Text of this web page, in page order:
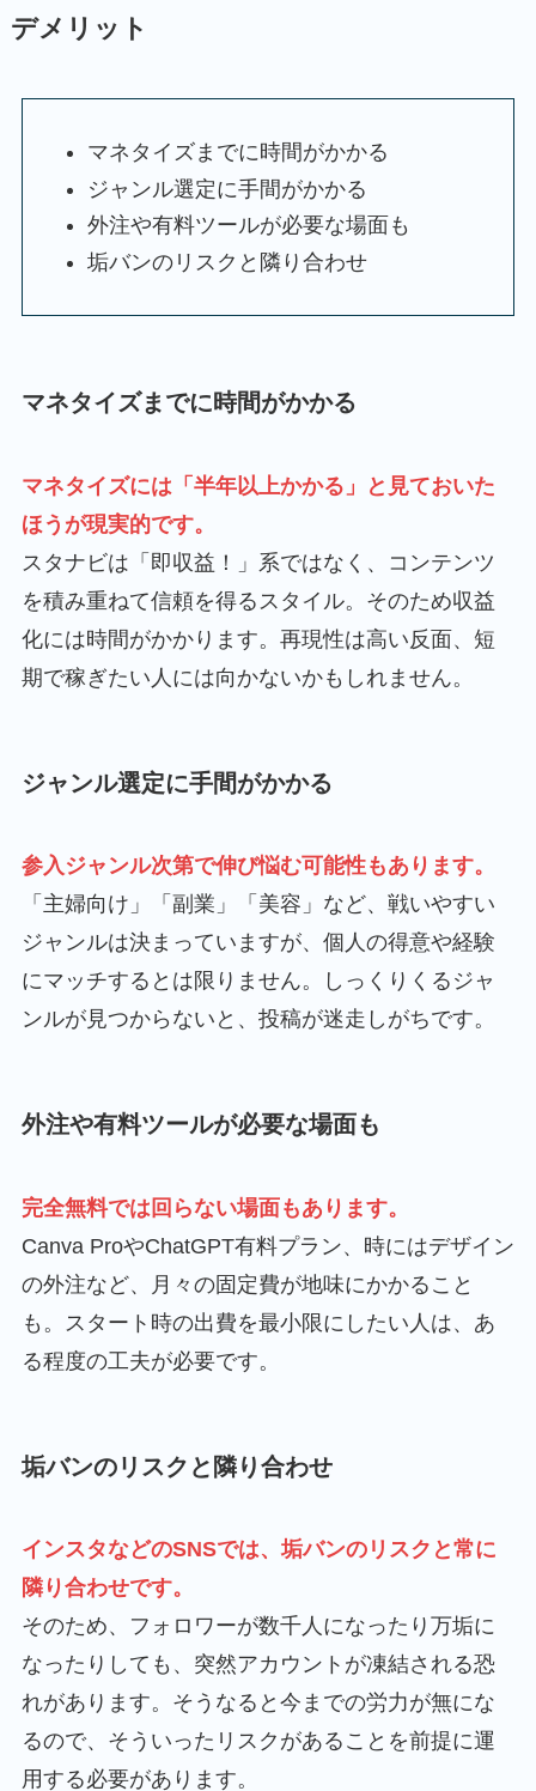
デメリット
マネタイズまでに時間がかかる
ジャンル選定に手間がかかる
外注や有料ツールが必要な場面も
垢バンのリスクと隣り合わせ
マネタイズまでに時間がかかる
マネタイズには 「半年以上かかる」と見ておいた
ほうが現実的です。
スタナビは「即収益！」系ではなく、コンテンツ
を積み重ねて信頼を得るスタイル。そのため収益
化には時間がかかります。再現性は高い反面、短
期で稼ぎたい人には向かないかもしれません。
ジャンル選定に手間がかかる
参入ジャンル次第で伸び悩む可能性もあります。
「主婦向け」「副業」「美容」など、戦いやすい
ジャンルは決まっていますが、個人の得意や経験
にマッチするとは限りません。しっくりくるジャ
ンルが見つからないと、投稿が迷走しがちです。
外注や有料ツールが必要な場面も
完全無料では回らない場面もあります。
Canva ProやChatGPT有料プラン、時にはデザイン
の外注など、月々の固定費が地味にかかること
も。スタート時の出費を最小限にしたい人は、あ
る程度の工夫が必要です。
垢バンのリスクと隣り合わせ
インスタなどのSNSでは、垢バンのリスクと常に
隣り合わせです。
そのため、フォロワーが数千人になったり万垢に
なったりしても、突然アカウントが凍結される恐
れがあります。そうなると今までの労力が無にな
るので、そういったリスクがあることを前提に運
用する必要があります。